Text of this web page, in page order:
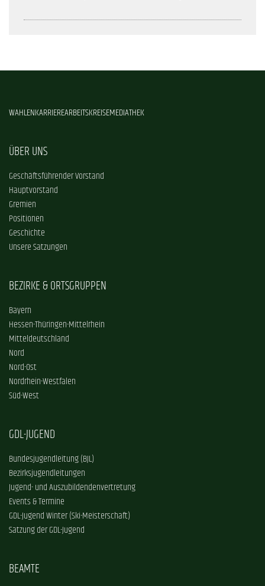
WAHLENKARRIEREARBEITSKREISEMEDIATHEK
ÜBER UNS
Geschäftsführender Vorstand
Hauptvorstand
Gremien
Positionen
Geschichte
Unsere Satzungen
BEZIRKE & ORTSGRUPPEN
Bayern
Hessen-Thüringen-Mittelrhein
Mitteldeutschland
Nord
Nord-Ost
Nordrhein-Westfalen
Süd-West
GDL-JUGEND
Bundesjugendleitung (BJL)
Bezirksjugendleitungen
Jugend- und Auszubildendenvertretung
Events & Termine
GDL-Jugend Winter (Ski-Meisterschaft)
Satzung der GDL-Jugend
BEAMTE